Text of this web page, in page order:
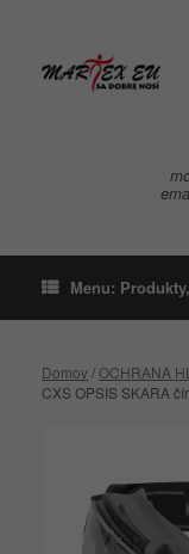
Menu:
Domov/OCHRANA
CXS OPSIS SKARA